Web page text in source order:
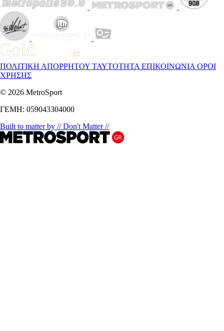
ΠΟΛΙΤΙΚΗ ΑΠΟΡΡΗΤΟΥ ΤΑΥΤΟΤΗΤΑ ΕΠΙΚΟΙΝΩΝΙΑ ΟΡΟΙ
ΧΡΗΣΗΣ
© 2026 MetroSport
ΓΕΜΗ: 059043304000
Built to matter by // Don't Matter //